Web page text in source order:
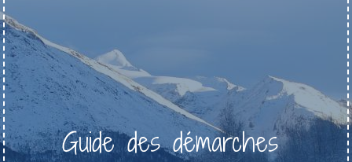
Guide des démarches